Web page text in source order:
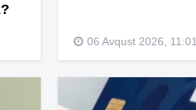
06 Avqust 2026, 11:01